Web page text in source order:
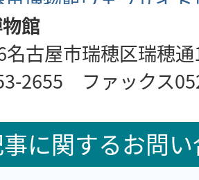
ク)
館
名古屋市瑞穂区瑞穂
2655 ファックス
に関するお問